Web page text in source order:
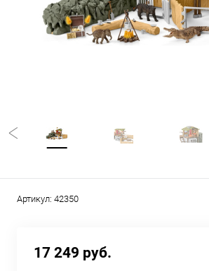
Артикул: 42350
17 249 руб.